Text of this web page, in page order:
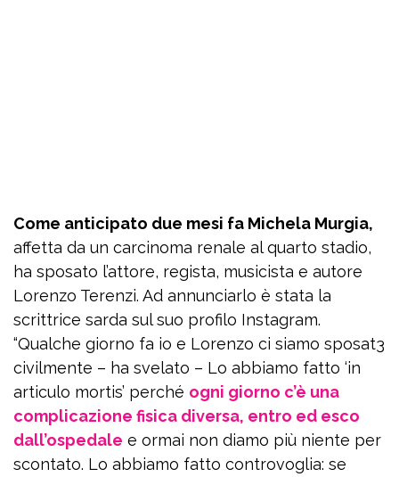
Come anticipato due mesi fa Michela Murgia,
affetta da un carcinoma renale al quarto stadio,
ha sposato l’attore, regista, musicista e autore
Lorenzo Terenzi. Ad annunciarlo è stata la
scrittrice sarda sul suo profilo Instagram.
“Qualche giorno fa io e Lorenzo ci siamo sposat3
civilmente – ha svelato – Lo abbiamo fatto ‘in
articulo mortis’ perché ogni giorno c’è una
complicazione fisica diversa, entro ed esco
dall’ospedale e ormai non diamo più niente per
scontato. Lo abbiamo fatto controvoglia: se